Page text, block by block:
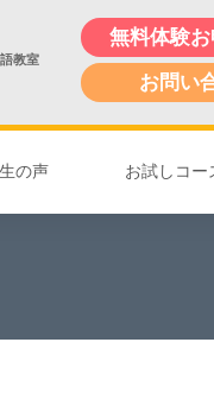
教室
無料体験
お問い
の声 お試しコー